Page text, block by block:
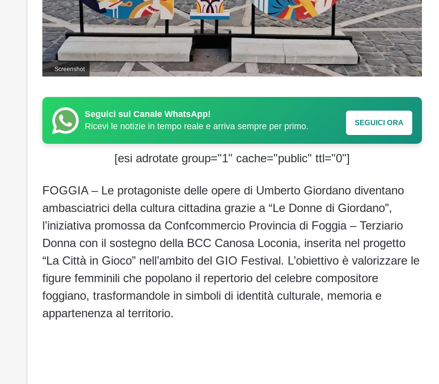
Screenshot
Seguici sul Canale WhatsApp!
Ricevi le notizie in tempo reale e arriva sempre per primo.
SEGUICI ORA
[esi adrotate group="1" cache="public" ttl="0"]
FOGGIA – Le protagoniste delle opere di Umberto Giordano diventano
ambasciatrici della cultura cittadina grazie a “Le Donne di Giordano”,
l’iniziativa promossa da Confcommercio Provincia di Foggia – Terziario
Donna con il sostegno della BCC Canosa Loconia, inserita nel progetto
“La Città in Gioco” nell’ambito del GIO Festival. L’obiettivo è valorizzare le
figure femminili che popolano il repertorio del celebre compositore
foggiano, trasformandole in simboli di identità culturale, memoria e
appartenenza al territorio.